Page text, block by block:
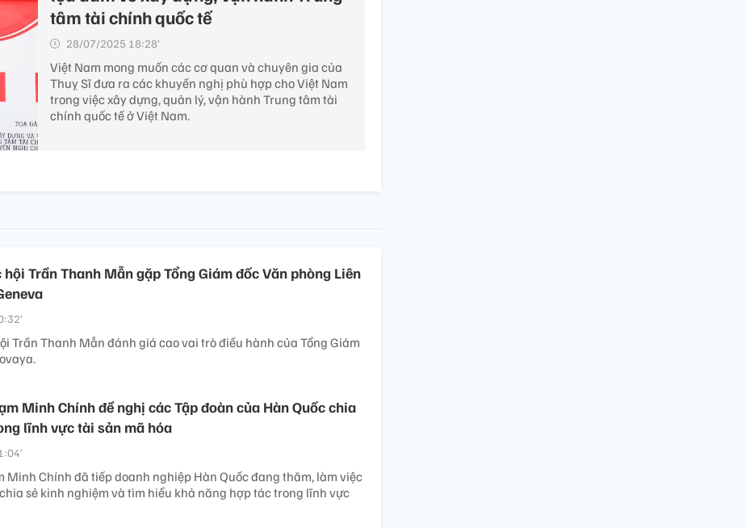
tâm tài chính quốc tế
28/07/2025 18:28’
Việt Nam mong muốn các cơ quan và chuyên gia của
Thuỵ Sĩ đưa ra các khuyến nghị phù hợp cho Việt Nam
trong việc xây dựng, quản lý, vận hành Trung tâm tài
chính quốc tế ở Việt Nam.
hội Trần Thanh Mẫn gặp Tổng Giám đốc Văn phòng Liên
Trần Thanh Mẫn đánh giá cao vai trò điều hành của Tổng Giám
Minh Chính đề nghị các Tập đoàn của Hàn Quốc chia
lĩnh vực tài sản mã hóa
Minh Chính đã tiếp doanh nghiệp Hàn Quốc đang thăm, làm việc
sẻ kinh nghiệm và tìm hiểu khả năng hợp tác trong lĩnh vực